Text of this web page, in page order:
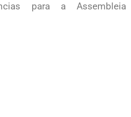
para a Assembleia